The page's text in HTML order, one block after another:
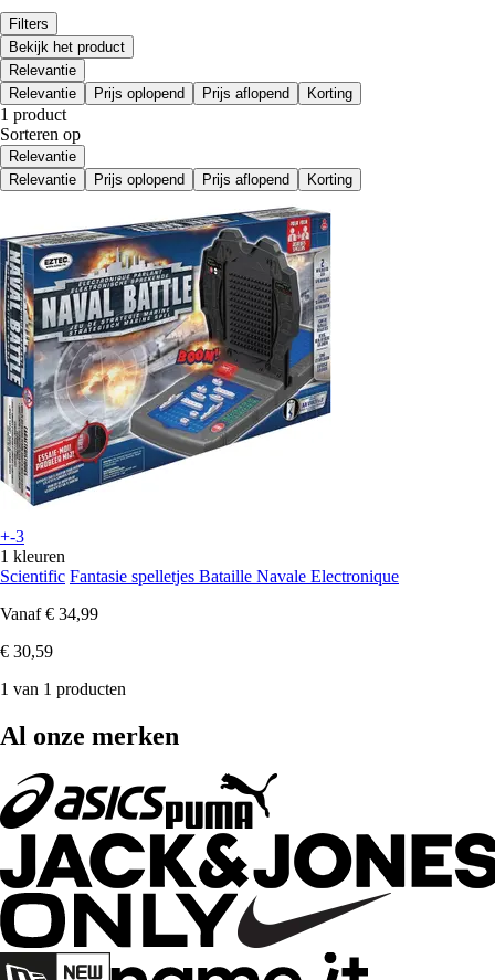
Filters
Bekijk het product
Relevantie
Relevantie
Prijs oplopend Prijs aflopend Korting
1 product
Sorteren op
Relevantie
Relevantie
Prijs oplopend Prijs aflopend Korting
+-3
1 kleuren
Scientific Fantasie spelletjes Bataille Navale Electronique
Vanaf € 34,99
€ 30,59
1 van 1 producten
Al onze merken